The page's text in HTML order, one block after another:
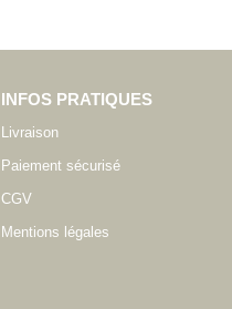
INFOS PRATIQUES
Livraison
Paiement sécurisé
CGV
Mentions légales